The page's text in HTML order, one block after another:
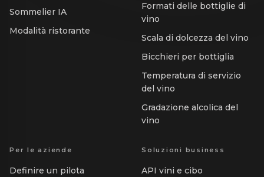
Sommelier IA
Modalità ristorante
Formati delle bottiglie di
vino
Scala di dolcezza del vino
Bicchieri per bottiglia
Temperatura di servizio
del vino
Gradazione alcolica del
vino
Per le aziende
Definire un pilota
Soluzioni business
API vini e cibo